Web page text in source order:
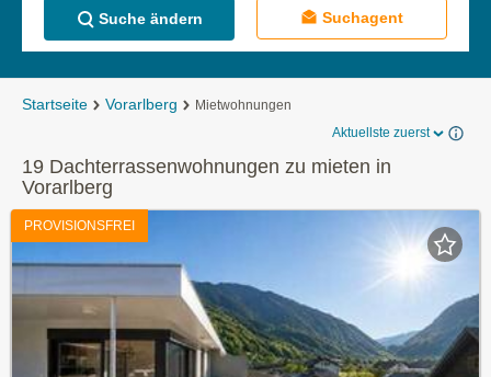
Suche ändern Suchagent
Startseite Vorarlberg
Mietwohnungen
Aktuellste zuerst
19 Dachterrassenwohnungen zu mieten in
Vorarlberg
PROVISIONSFREI